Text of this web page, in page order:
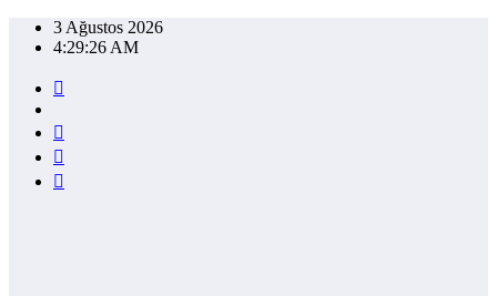
İçeriğe3 Ağustos 2026
4:29:27 AM